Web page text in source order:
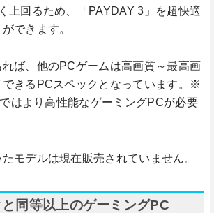
上回るため、「PAYDAY 3」を超快適
できます。
ば、他のPCゲームは高画質～最高画
できるPCスペックとなっています。※
はより高性能なゲーミングPCが必要
モデルは現在販売されていません。
同等以上のゲーミングPC